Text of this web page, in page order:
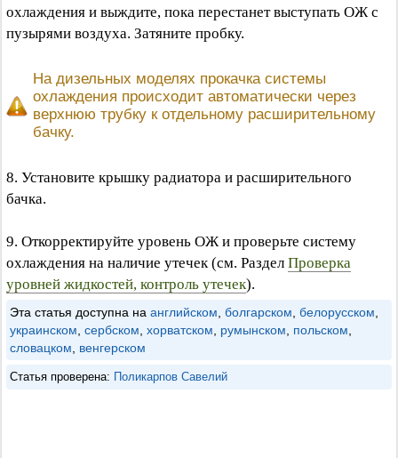
охлаждения и выждите, пока перестанет выступать ОЖ с
пузырями воздуха. Затяните пробку.
На дизельных моделях прокачка системы
охлаждения происходит автоматически через
верхнюю трубку к отдельному расширительному
бачку.
8. Установите крышку радиатора и расширительного
бачка.
9. Откорректируйте уровень ОЖ и проверьте систему
охлаждения на наличие утечек (см. Раздел Проверка
уровней жидкостей, контроль утечек).
Эта статья доступна на английском болгарском белорусском
украинском сербском хорватском румынском польском
словацком
венгерском
Статья проверена: Поликарпов Савелий